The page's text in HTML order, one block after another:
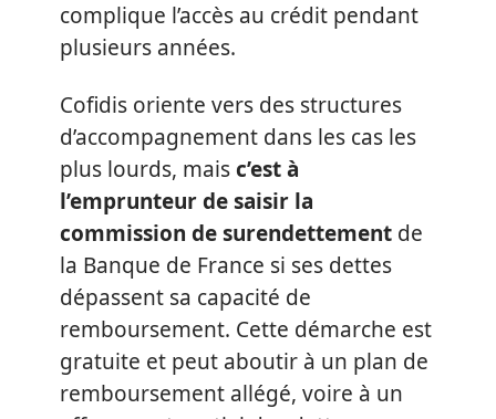
complique l’accès au crédit pendant
plusieurs années.
Cofidis oriente vers des structures
d’accompagnement dans les cas les
plus lourds, maisc’est à
l’emprunteur de saisir la
commission de surendettement de
la Banque de France si ses dettes
dépassent sa capacité de
remboursement. Cette démarche est
gratuite et peut aboutir à un plan de
remboursement allégé, voire à un